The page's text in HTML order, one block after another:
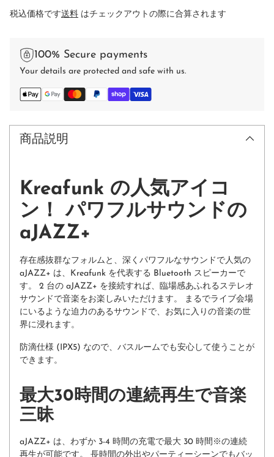
税込価格です送料 はチェックアウトの際に合算されます
100% Secure payments
Your details are protected and safe with us.
商品説明
Kreafunk の人気アイコ
ン！ パワフルサウンドの
aJAZZ+
存在感抜群なフォルムと、深くパワフルなサウンドで人気の
aJAZZ+ は、Kreafunk を代表する Bluetooth スピーカーで
す。 2 台の aJAZZ+ を接続すれば、臨場感あふれるステレオ
サウンドで音楽をお楽しみいただけます。 まるでライブ会場
にいるような迫力のあるサウンドで、お気に入りの音楽の世
界に浸れます。
防滴仕様 (IPX5) なので、バスルームでも安心して使うことが
できます。
最大30時間の連続再生で音楽
三昧
aJAZZ+ は、わずか 3-4 時間の充電で最大 30 時間※の連続
再生が可能です。 長時間の外出やパーティーシーンでもバッ